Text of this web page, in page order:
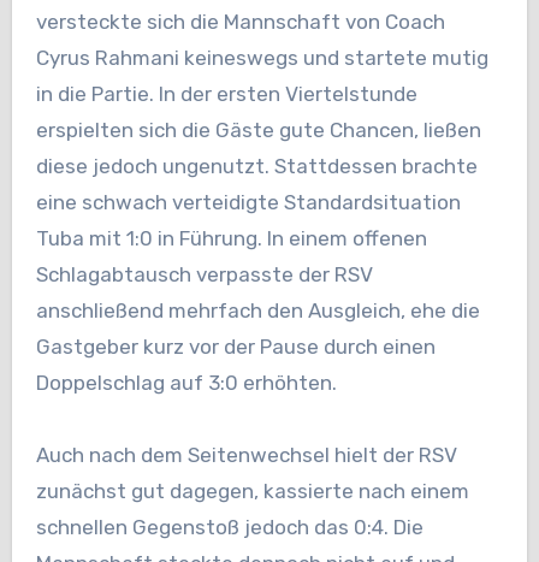
versteckte sich die Mannschaft von Coach
Cyrus Rahmani keineswegs und startete mutig
in die Partie. In der ersten Viertelstunde
erspielten sich die Gäste gute Chancen, ließen
diese jedoch ungenutzt. Stattdessen brachte
eine schwach verteidigte Standardsituation
Tuba mit 1:0 in Führung. In einem offenen
Schlagabtausch verpasste der RSV
anschließend mehrfach den Ausgleich, ehe die
Gastgeber kurz vor der Pause durch einen
Doppelschlag auf 3:0 erhöhten.
Auch nach dem Seitenwechsel hielt der RSV
zunächst gut dagegen, kassierte nach einem
schnellen Gegenstoß jedoch das 0:4. Die